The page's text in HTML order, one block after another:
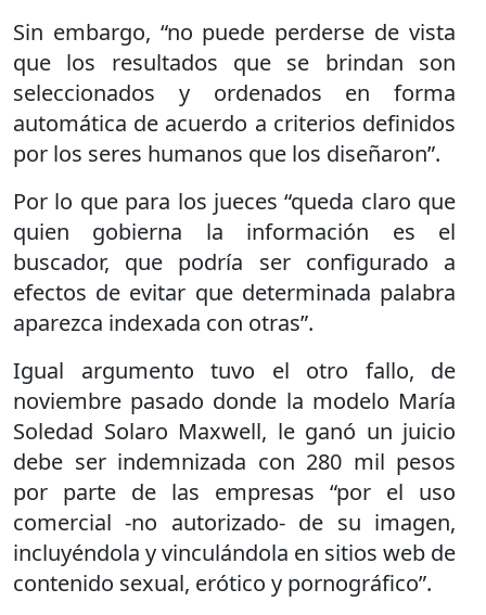
Sin embargo, “no puede perderse de vista
que los resultados que se brindan son
seleccionados y ordenados en forma
automática de acuerdo a criterios definidos
por los seres humanos que los diseñaron”.
Por lo que para los jueces “queda claro que
quien gobierna la información es el
buscador, que podría ser configurado a
efectos de evitar que determinada palabra
aparezca indexada con otras”.
Igual argumento tuvo el otro fallo, de
noviembre pasado donde la modelo María
Soledad Solaro Maxwell, le ganó un juicio
debe ser indemnizada con 280 mil pesos
por parte de las empresas “por el uso
comercial -no autorizado- de su imagen,
incluyéndola y vinculándola en sitios web de
contenido sexual, erótico y pornográfico”.